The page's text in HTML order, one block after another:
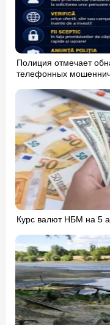
Полиция отмечает
телефонных
Курс валют НБМ на 5